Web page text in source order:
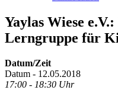
Yaylas Wiese
Lerngruppe für
Datum/Zeit
Datum - 12.05.2018
17:00 - 18:30 Uhr